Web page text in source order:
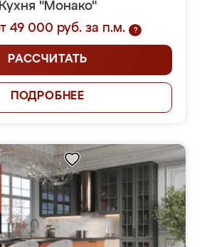
Кухня "Монако"
49 000 руб. за п.м.
?
РАССЧИТАТЬ
ПОДРОБНЕЕ